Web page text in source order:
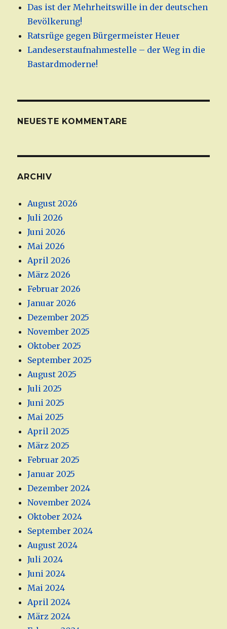
Das ist der Mehrheitswille in der deutschen
Bevölkerung!
Ratsrüge gegen Bürgermeister Heuer
Landeserstaufnahmestelle – der Weg in die
Bastardmoderne!
NEUESTE KOMMENTARE
ARCHIV
August 2026
Juli 2026
Juni 2026
Mai 2026
April 2026
März 2026
Februar 2026
Januar 2026
Dezember 2025
November 2025
Oktober 2025
September 2025
August 2025
Juli 2025
Juni 2025
Mai 2025
April 2025
März 2025
Februar 2025
Januar 2025
Dezember 2024
November 2024
Oktober 2024
September 2024
August 2024
Juli 2024
Juni 2024
Mai 2024
April 2024
März 2024